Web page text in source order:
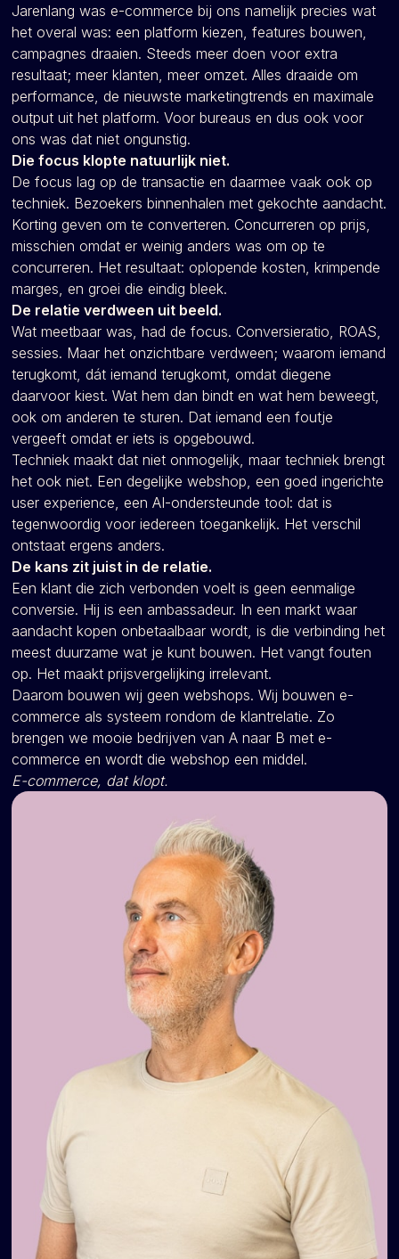
Jarenlang was e-commerce bij ons namelijk precies wat
het overal was: een platform kiezen, features bouwen,
campagnes draaien. Steeds meer doen voor extra
resultaat; meer klanten, meer omzet. Alles draaide om
performance, de nieuwste marketingtrends en maximale
output uit het platform. Voor bureaus en dus ook voor
ons was dat niet ongunstig.
Die focus klopte natuurlijk niet.
De focus lag op de transactie en daarmee vaak ook op
techniek. Bezoekers binnenhalen met gekochte aandacht.
Korting geven om te converteren. Concurreren op prijs,
misschien omdat er weinig anders was om op te
concurreren. Het resultaat: oplopende kosten, krimpende
marges, en groei die eindig bleek.
De relatie verdween uit beeld.
Wat meetbaar was, had de focus. Conversieratio, ROAS,
sessies. Maar het onzichtbare verdween; waarom iemand
terugkomt, dát iemand terugkomt, omdat diegene
daarvoor kiest. Wat hem dan bindt en wat hem beweegt,
ook om anderen te sturen. Dat iemand een foutje
vergeeft omdat er iets is opgebouwd.
Techniek maakt dat niet onmogelijk, maar techniek brengt
het ook niet. Een degelijke webshop, een goed ingerichte
user experience, een AI-ondersteunde tool: dat is
tegenwoordig voor iedereen toegankelijk. Het verschil
ontstaat ergens anders.
De kans zit juist in de relatie.
Een klant die zich verbonden voelt is geen eenmalige
conversie. Hij is een ambassadeur. In een markt waar
aandacht kopen onbetaalbaar wordt, is die verbinding het
meest duurzame wat je kunt bouwen. Het vangt fouten
op. Het maakt prijsvergelijking irrelevant.
Daarom bouwen wij geen webshops. Wij bouwen e-
commerce als systeem rondom de klantrelatie. Zo
brengen we mooie bedrijven van A naar B met e-
commerce en wordt die webshop een middel.
E-commerce, dat klopt.